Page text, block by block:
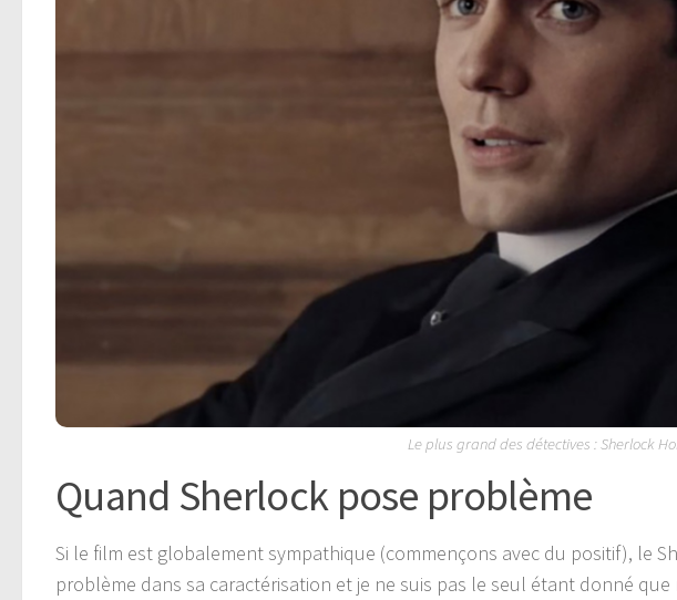
Le plus grand des détectives : Sherlock
Quand Sherlock pose problème
Si le film est globalement sympathique (commençons avec du positif), le
problème dans sa caractérisation et je ne suis pas le seul étant donné